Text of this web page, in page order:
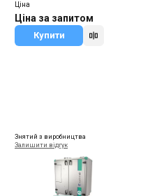
Ціна
Ціна за запитом
Купити
Знятий з виробництва
Залишити відгук